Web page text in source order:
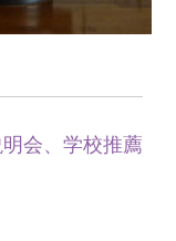
会、学校推薦